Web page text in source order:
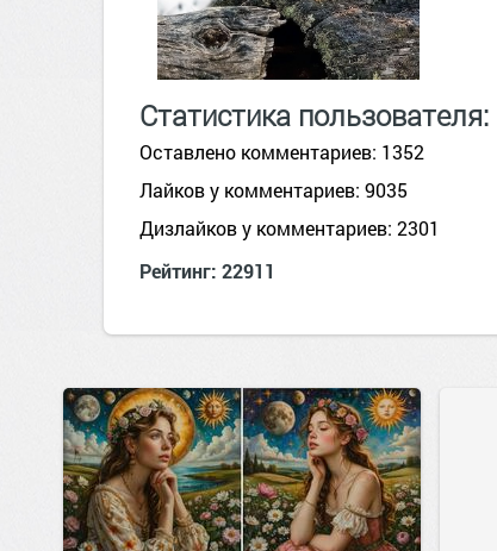
Статистика пользователя:
Оставлено комментариев: 1352
Лайков у комментариев: 9035
Дизлайков у комментариев: 2301
Рейтинг: 22911